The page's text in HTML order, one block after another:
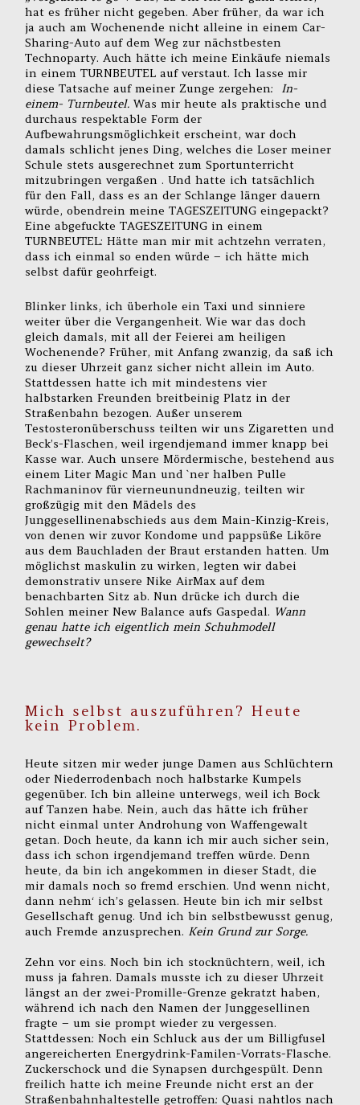
hat es früher nicht gegeben. Aber früher, da war ich
ja auch am Wochenende nicht alleine in einem Car-
Sharing-Auto auf dem Weg zur nächstbesten
Technoparty. Auch hätte ich meine Einkäufe niemals
in einem TURNBEUTEL auf verstaut. Ich lasse mir
diese Tatsache auf meiner Zunge zergehen: In-
einem- Turnbeutel. Was mir heute als praktische und
durchaus respektable Form der
Aufbewahrungsmöglichkeit erscheint, war doch
damals schlicht jenes Ding, welches die Loser meiner
Schule stets ausgerechnet zum Sportunterricht
mitzubringen vergaßen . Und hatte ich tatsächlich
für den Fall, dass es an der Schlange länger dauern
würde, obendrein meine TAGESZEITUNG eingepackt?
Eine abgefuckte TAGESZEITUNG in einem
TURNBEUTEL: Hätte man mir mit achtzehn verraten,
dass ich einmal so enden würde – ich hätte mich
selbst dafür geohrfeigt.
Blinker links, ich überhole ein Taxi und sinniere
weiter über die Vergangenheit. Wie war das doch
gleich damals, mit all der Feierei am heiligen
Wochenende? Früher, mit Anfang zwanzig, da saß ich
zu dieser Uhrzeit ganz sicher nicht allein im Auto.
Stattdessen hatte ich mit mindestens vier
halbstarken Freunden breitbeinig Platz in der
Straßenbahn bezogen. Außer unserem
Testosteronüberschuss teilten wir uns Zigaretten und
Beck’s-Flaschen, weil irgendjemand immer knapp bei
Kasse war. Auch unsere Mördermische, bestehend aus
einem Liter Magic Man und `ner halben Pulle
Rachmaninov für vierneunundneuzig, teilten wir
großzügig mit den Mädels des
Junggesellinenabschieds aus dem Main-Kinzig-Kreis,
von denen wir zuvor Kondome und pappsüße Liköre
aus dem Bauchladen der Braut erstanden hatten. Um
möglichst maskulin zu wirken, legten wir dabei
demonstrativ unsere Nike AirMax auf dem
benachbarten Sitz ab. Nun drücke ich durch die
Sohlen meiner New Balance aufs Gaspedal. Wann
genau hatte ich eigentlich mein Schuhmodell
gewechselt?
Mich selbst auszuführen? Heute
kein Problem.
Heute sitzen mir weder junge Damen aus Schlüchtern
oder Niederrodenbach noch halbstarke Kumpels
gegenüber. Ich bin alleine unterwegs, weil ich Bock
auf Tanzen habe. Nein, auch das hätte ich früher
nicht einmal unter Androhung von Waffengewalt
getan. Doch heute, da kann ich mir auch sicher sein,
dass ich schon irgendjemand treffen würde. Denn
heute, da bin ich angekommen in dieser Stadt, die
mir damals noch so fremd erschien. Und wenn nicht,
dann nehm‘ ich’s gelassen. Heute bin ich mir selbst
Gesellschaft genug. Und ich bin selbstbewusst genug,
auch Fremde anzusprechen. Kein Grund zur Sorge.
Zehn vor eins. Noch bin ich stocknüchtern, weil, ich
muss ja fahren. Damals musste ich zu dieser Uhrzeit
längst an der zwei-Promille-Grenze gekratzt haben,
während ich nach den Namen der Junggesellinen
fragte – um sie prompt wieder zu vergessen.
Stattdessen: Noch ein Schluck aus der um Billigfusel
angereicherten Energydrink-Familen-Vorrats-Flasche.
Zuckerschock und die Synapsen durchgespült. Denn
freilich hatte ich meine Freunde nicht erst an der
Straßenbahnhaltestelle getroffen: Quasi nahtlos nach